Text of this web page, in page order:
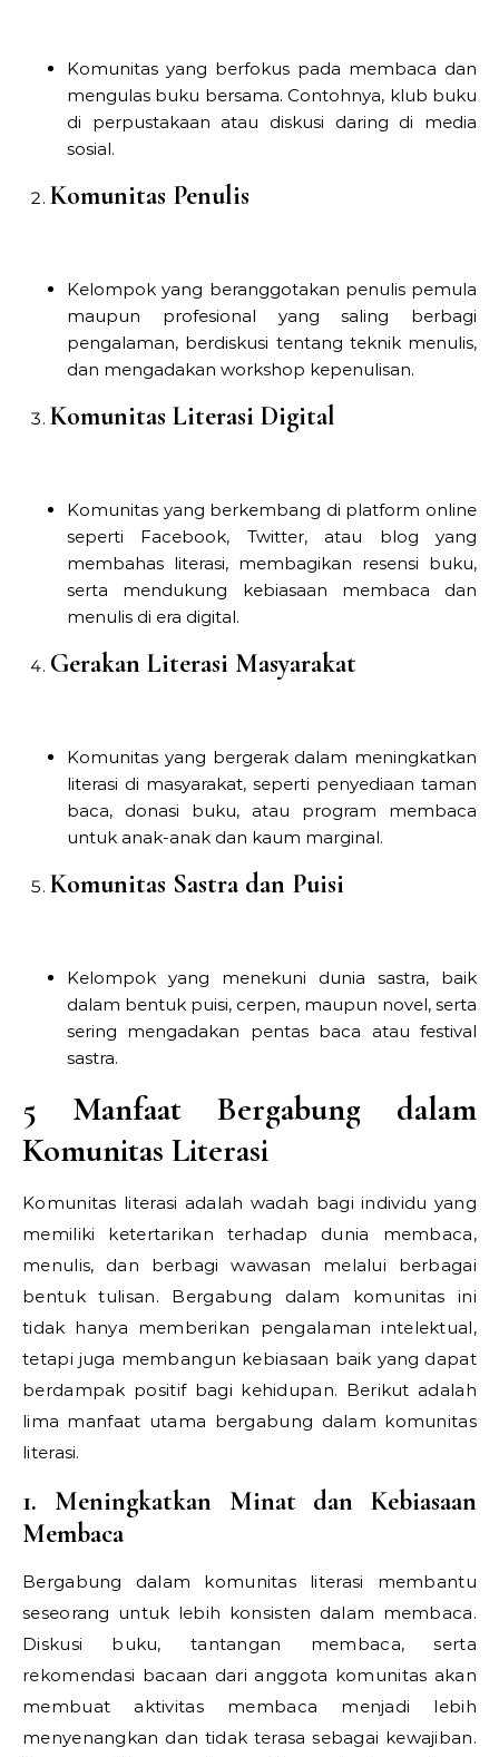
Komunitas yang berfokus pada membaca dan
mengulas buku bersama. Contohnya, klub buku
di perpustakaan atau diskusi daring di media
sosial.
Komunitas Penulis
Kelompok yang beranggotakan penulis pemula
maupun profesional yang saling berbagi
pengalaman, berdiskusi tentang teknik menulis,
dan mengadakan workshop kepenulisan.
Komunitas Literasi Digital
Komunitas yang berkembang di platform online
seperti Facebook, Twitter, atau blog yang
membahas literasi, membagikan resensi buku,
serta mendukung kebiasaan membaca dan
menulis di era digital.
Gerakan Literasi Masyarakat
Komunitas yang bergerak dalam meningkatkan
literasi di masyarakat, seperti penyediaan taman
baca, donasi buku, atau program membaca
untuk anak-anak dan kaum marginal.
Komunitas Sastra dan Puisi
Kelompok yang menekuni dunia sastra, baik
dalam bentuk puisi, cerpen, maupun novel, serta
sering mengadakan pentas baca atau festival
sastra.
5 Manfaat Bergabung dalam
Komunitas Literasi
Komunitas literasi adalah wadah bagi individu yang
memiliki ketertarikan terhadap dunia membaca,
menulis, dan berbagi wawasan melalui berbagai
bentuk tulisan. Bergabung dalam komunitas ini
tidak hanya memberikan pengalaman intelektual,
tetapi juga membangun kebiasaan baik yang dapat
berdampak positif bagi kehidupan. Berikut adalah
lima manfaat utama bergabung dalam komunitas
literasi.
1. Meningkatkan Minat dan Kebiasaan
Membaca
Bergabung dalam komunitas literasi membantu
seseorang untuk lebih konsisten dalam membaca.
Diskusi buku, tantangan membaca, serta
rekomendasi bacaan dari anggota komunitas akan
membuat aktivitas membaca menjadi lebih
menyenangkan dan tidak terasa sebagai kewajiban.